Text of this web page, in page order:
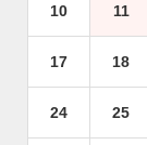
10 11
17 18
24 25